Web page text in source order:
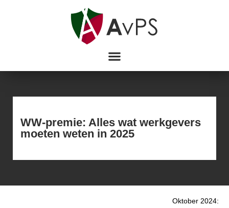
WW-premie: Alles wat werkgevers
moeten weten in 2025
Oktober 2024: